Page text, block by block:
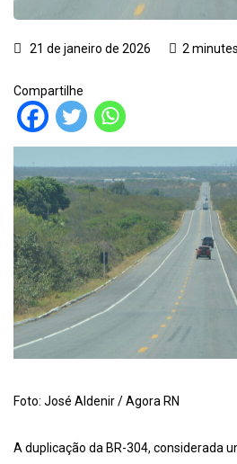
21 de janeiro de 2026 2
Compartilhe
Foto: José Aldenir / Agora RN
A duplicação da BR-304, considerada